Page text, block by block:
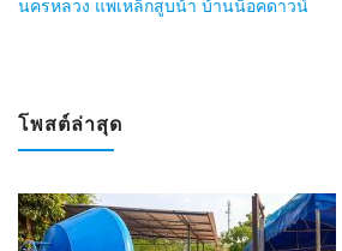
นครหลวง แพเหล็กสูบน้ํา บ้านน็อคดาวน์
โพสต์ล่าสุด